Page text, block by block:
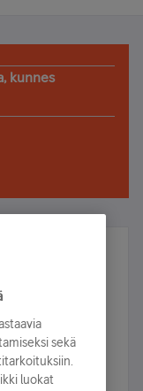
kunnes
sekä
luokat